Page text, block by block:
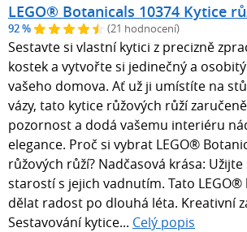
LEGO® Botanicals 10374 Kytice
92 % (21 hodnocení)
Sestavte si vlastní kytici z precizně
kostek a vytvořte si jedinečný a
vašeho domova. Ať už ji umístíte na
vázy, tato kytice růžových růží
pozornost a dodá vašemu interiéru
elegance. Proč si vybrat LEGO®
růžových růží? Nadčasová krása:
starostí s jejich vadnutím. Tato
dělat radost po dlouhá léta. Kreativní
Sestavování kytice... Celý popis